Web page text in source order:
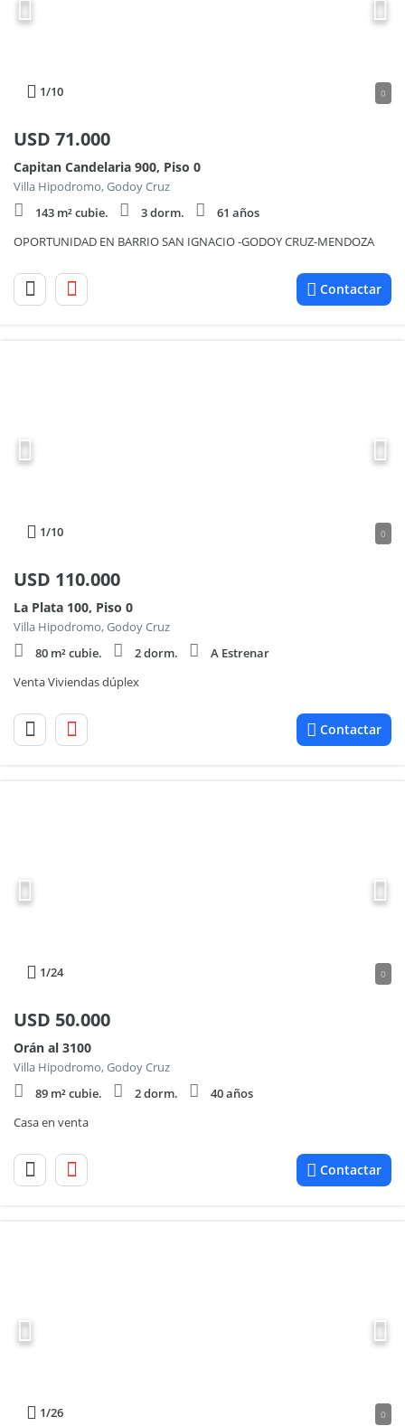
1/10 0
USD 71.000
Capitan Candelaria 900, Piso 0
Villa Hipodromo, Godoy Cruz
143 m² cubie.
3 dorm.
61 años
OPORTUNIDAD EN BARRIO SAN IGNACIO -GODOY CRUZ-MENDOZA
Contactar
1/10 0
USD 110.000
La Plata 100, Piso 0
Villa Hipodromo, Godoy Cruz
80 m² cubie.
2 dorm.
A Estrenar
Venta Viviendas dúplex
Contactar
1/24 0
USD 50.000
Orán al 3100
Villa Hipodromo, Godoy Cruz
89 m² cubie.
2 dorm.
40 años
Casa en venta
Contactar
1/26 0